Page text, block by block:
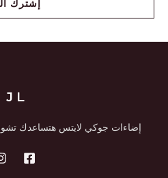
إشترك
J L
إضاءات جوكي لايتس هتساعدك